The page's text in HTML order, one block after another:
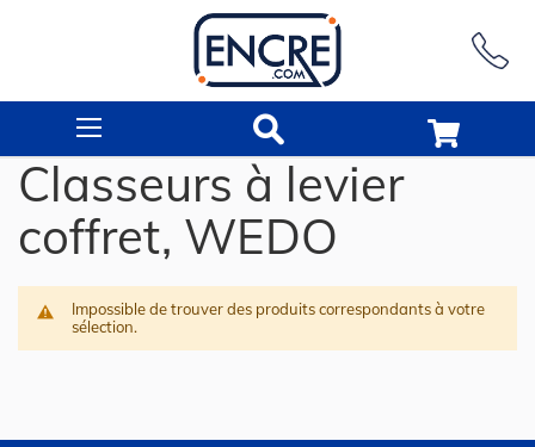
Classeurs à levier
coffret, WEDO
Impossible de trouver des produits correspondants à votre
sélection.